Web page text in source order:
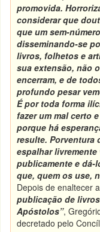
promovida.
considerar que
que um sem-
disseminando-se
livros, folhetos e
sua extensão, não
encerram, e de
profundo pesar
É por toda forma
fazer um mal certo
porque há
resulte. Porventura
espalhar
publicamente e dá-
que, quem os use,
Depois de enaltecer
publicação de
Apóstolos”,
decretado pelo